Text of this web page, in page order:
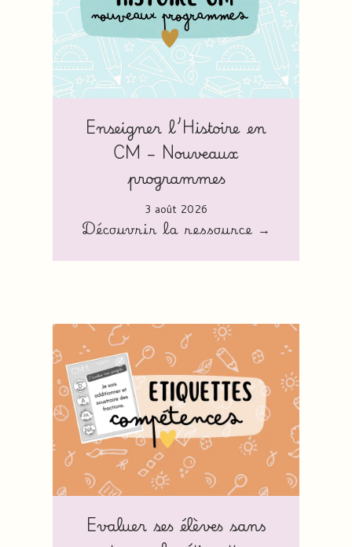
Enseigner l’Histoire en
CM – Nouveaux
programmes
3 août 2026
Découvrir la ressource →
Evaluer ses élèves sans